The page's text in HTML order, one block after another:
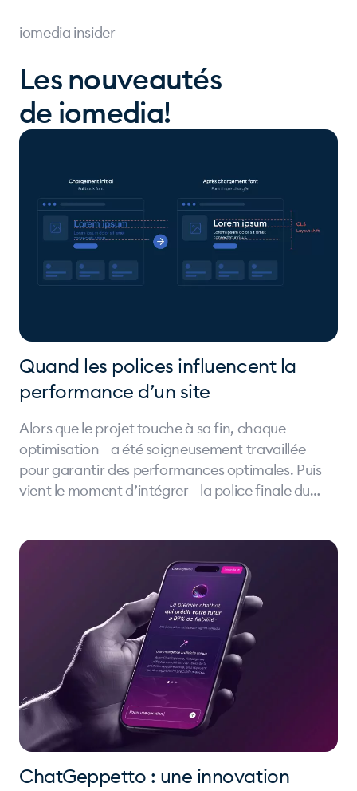
iomedia insider
Les nouveautés
de iomedia!
Quand les polices influencent la
performance d’un site
Alors que le projet touche à sa fin, chaque
optimisation a été soigneusement travaillée
pour garantir des performances optimales. Puis
vient le moment d’intégrer la police finale du
ChatGeppetto : une innovation